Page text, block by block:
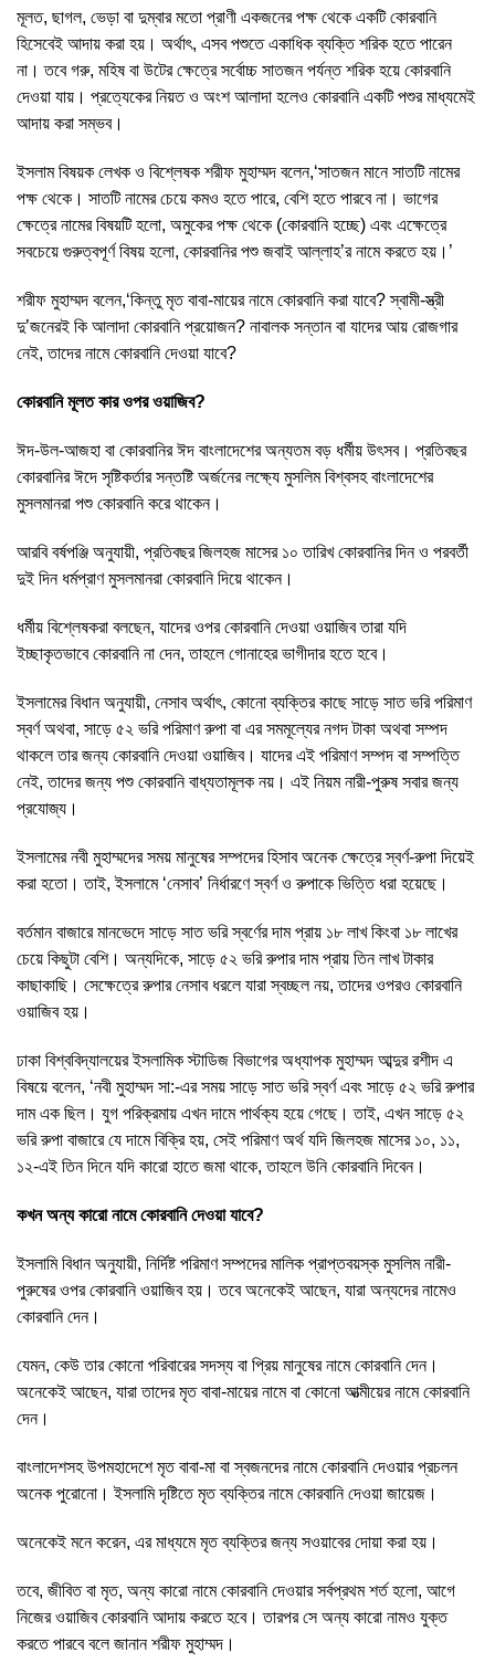
মূলত, ছাগল, ভেড়া বা দুম্বার মতো প্রাণী একজনের পক্ষ থেকে একটি কোরবানি
হিসেবেই আদায় করা হয়। অর্থাৎ, এসব পশুতে একাধিক ব্যক্তি শরিক হতে পারেন
না। তবে গরু, মহিষ বা উটের ক্ষেত্রে সর্বোচ্চ সাতজন পর্যন্ত শরিক হয়ে কোরবানি
দেওয়া যায়। প্রত্যেকের নিয়ত ও অংশ আলাদা হলেও কোরবানি একটি পশুর মাধ্যমেই
আদায় করা সম্ভব।
ইসলাম বিষয়ক লেখক ও বিশ্লেষক শরীফ মুহাম্মদ বলেন,‘সাতজন মানে সাতটি নামের
পক্ষ থেকে। সাতটি নামের চেয়ে কমও হতে পারে, বেশি হতে পারবে না। ভাগের
ক্ষেত্রে নামের বিষয়টি হলো, অমুকের পক্ষ থেকে (কোরবানি হচ্ছে) এবং এক্ষেত্রে
সবচেয়ে গুরুত্বপূর্ণ বিষয় হলো, কোরবানির পশু জবাই আল্লাহ’র নামে করতে হয়।’
শরীফ মুহাম্মদ বলেন,‘কিন্তু মৃত বাবা-মায়ের নামে কোরবানি করা যাবে? স্বামী-স্ত্রী
দু’জনেরই কি আলাদা কোরবানি প্রয়োজন? নাবালক সন্তান বা যাদের আয় রোজগার
নেই, তাদের নামে কোরবানি দেওয়া যাবে?
কোরবানি মূলত কার ওপর ওয়াজিব?
ঈদ-উল-আজহা বা কোরবানির ঈদ বাংলাদেশের অন্যতম বড় ধর্মীয় উৎসব। প্রতিবছর
কোরবানির ঈদে সৃষ্টিকর্তার সন্তষ্টি অর্জনের লক্ষ্যে মুসলিম বিশ্বসহ বাংলাদেশের
মুসলমানরা পশু কোরবানি করে থাকেন।
আরবি বর্ষপঞ্জি অনুযায়ী, প্রতিবছর জিলহজ মাসের ১০ তারিখ কোরবানির দিন ও পরবর্তী
দুই দিন ধর্মপ্রাণ মুসলমানরা কোরবানি দিয়ে থাকেন।
ধর্মীয় বিশ্লেষকরা বলছেন, যাদের ওপর কোরবানি দেওয়া ওয়াজিব তারা যদি
ইচ্ছাকৃতভাবে কোরবানি না দেন, তাহলে গোনাহের ভাগীদার হতে হবে।
ইসলামের বিধান অনুযায়ী, নেসাব অর্থাৎ, কোনো ব্যক্তির কাছে সাড়ে সাত ভরি পরিমাণ
স্বর্ণ অথবা, সাড়ে ৫২ ভরি পরিমাণ রুপা বা এর সমমূল্যের নগদ টাকা অথবা সম্পদ
থাকলে তার জন্য কোরবানি দেওয়া ওয়াজিব। যাদের এই পরিমাণ সম্পদ বা সম্পত্তি
নেই, তাদের জন্য পশু কোরবানি বাধ্যতামূলক নয়। এই নিয়ম নারী-পুরুষ সবার জন্য
প্রযোজ্য।
ইসলামের নবী মুহাম্মদের সময় মানুষের সম্পদের হিসাব অনেক ক্ষেত্রে স্বর্ণ-রুপা দিয়েই
করা হতো। তাই, ইসলামে ‘নেসাব’ নির্ধারণে স্বর্ণ ও রুপাকে ভিত্তি ধরা হয়েছে।
বর্তমান বাজারে মানভেদে সাড়ে সাত ভরি স্বর্ণের দাম প্রায় ১৮ লাখ কিংবা ১৮ লাখের
চেয়ে কিছুটা বেশি। অন্যদিকে, সাড়ে ৫২ ভরি রুপার দাম প্রায় তিন লাখ টাকার
কাছাকাছি। সেক্ষেত্রে রুপার নেসাব ধরলে যারা স্বচ্ছল নয়, তাদের ওপরও কোরবানি
ওয়াজিব হয়।
ঢাকা বিশ্ববিদ্যালয়ের ইসলামিক স্টাডিজ বিভাগের অধ্যাপক মুহাম্মদ আব্দুর রশীদ এ
বিষয়ে বলেন, ‘নবী মুহাম্মদ সা:-এর সময় সাড়ে সাত ভরি স্বর্ণ এবং সাড়ে ৫২ ভরি রুপার
দাম এক ছিল। যুগ পরিক্রমায় এখন দামে পার্থক্য হয়ে গেছে। তাই, এখন সাড়ে ৫২
ভরি রুপা বাজারে যে দামে বিক্রি হয়, সেই পরিমাণ অর্থ যদি জিলহজ মাসের ১০, ১১,
১২-এই তিন দিনে যদি কারো হাতে জমা থাকে, তাহলে উনি কোরবানি দিবেন।
কখন অন্য কারো নামে কোরবানি দেওয়া যাবে?
ইসলামি বিধান অনুযায়ী, নির্দিষ্ট পরিমাণ সম্পদের মালিক প্রাপ্তবয়স্ক মুসলিম নারী-
পুরুষের ওপর কোরবানি ওয়াজিব হয়। তবে অনেকেই আছেন, যারা অন্যদের নামেও
কোরবানি দেন।
যেমন, কেউ তার কোনো পরিবারের সদস্য বা প্রিয় মানুষের নামে কোরবানি দেন।
অনেকেই আছেন, যারা তাদের মৃত বাবা-মায়ের নামে বা কোনো আত্মীয়ের নামে কোরবানি
দেন।
বাংলাদেশসহ উপমহাদেশে মৃত বাবা-মা বা স্বজনদের নামে কোরবানি দেওয়ার প্রচলন
অনেক পুরোনো। ইসলামি দৃষ্টিতে মৃত ব্যক্তির নামে কোরবানি দেওয়া জায়েজ।
অনেকেই মনে করেন, এর মাধ্যমে মৃত ব্যক্তির জন্য সওয়াবের দোয়া করা হয়।
তবে, জীবিত বা মৃত, অন্য কারো নামে কোরবানি দেওয়ার সর্বপ্রথম শর্ত হলো, আগে
নিজের ওয়াজিব কোরবানি আদায় করতে হবে। তারপর সে অন্য কারো নামও যুক্ত
করতে পারবে বলে জানান শরীফ মুহাম্মদ।